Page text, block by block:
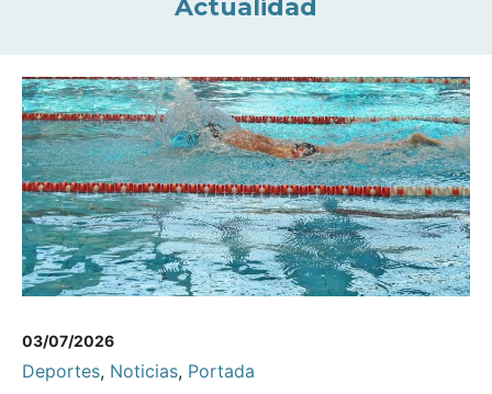
Actualidad
03/07/2026
Deportes, Noticias, Portada